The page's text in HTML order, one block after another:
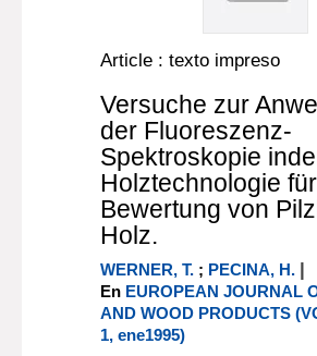
Article : texto impreso
Versuche zur
der Fluoreszenz-
Spektroskopie
Holztechnologie
Bewertung von
Holz.
WERNER, T. ; PECINA, H. |
En EUROPEAN JOURNAL
AND WOOD PRODUCTS
1, ene1995)